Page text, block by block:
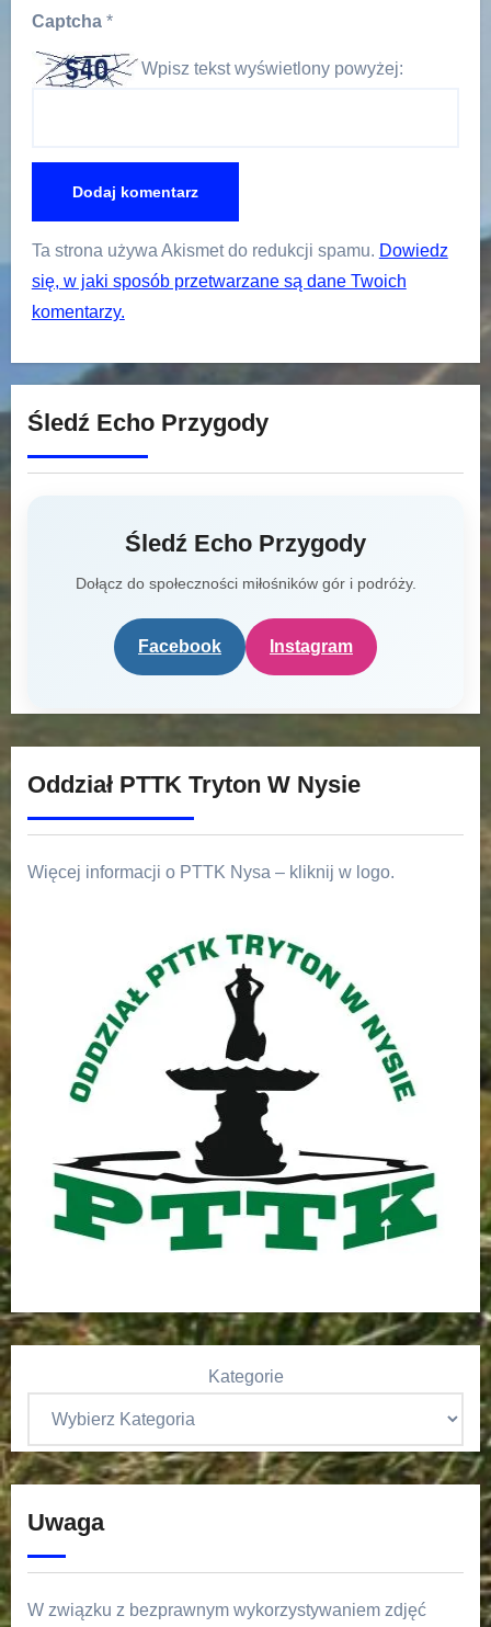
Captcha *
Wpisz tekst wyświetlony powyżej:
Ta strona używa Akismet do redukcji spamu. Dowiedz
się, w jaki sposób przetwarzane są dane Twoich
komentarzy.
Śledź Echo Przygody
Śledź Echo Przygody
Dołącz do społeczności miłośników gór i podróży.
Facebook Instagram
Oddział PTTK Tryton W Nysie
Więcej informacji o PTTK Nysa – kliknij w logo.
Kategorie
Uwaga
W związku z bezprawnym wykorzystywaniem zdjęć